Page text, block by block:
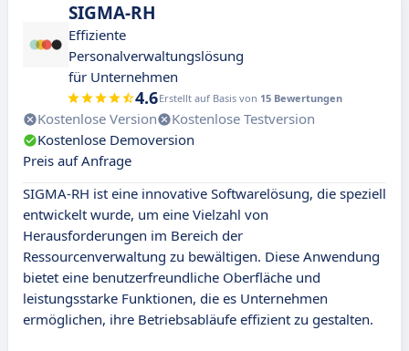
SIGMA-RH
Effiziente
Personalverwaltungslösung
für Unternehmen
4.6Erstellt auf Basis von 15 Bewertungen
Kostenlose Version
Kostenlose Testversion
Kostenlose Demoversion
Preis auf Anfrage
SIGMA-RH ist eine innovative Softwarelösung, die speziell
entwickelt wurde, um eine Vielzahl von
Herausforderungen im Bereich der
Ressourcenverwaltung zu bewältigen. Diese Anwendung
bietet eine benutzerfreundliche Oberfläche und
leistungsstarke Funktionen, die es Unternehmen
ermöglichen, ihre Betriebsabläufe effizient zu gestalten.